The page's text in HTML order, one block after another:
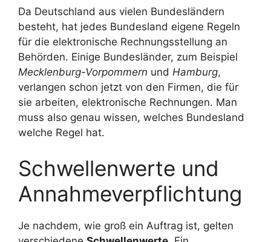
Da Deutschland aus vielen Bundesländern
besteht, hat jedes Bundesland eigene Regeln
für die elektronische Rechnungsstellung an
Behörden. Einige Bundesländer, zum Beispiel
Mecklenburg-Vorpommern und Hamburg,
verlangen schon jetzt von den Firmen, die für
sie arbeiten, elektronische Rechnungen. Man
muss also genau wissen, welches Bundesland
welche Regel hat.
Schwellenwerte und
Annahmeverpflichtung
Je nachdem, wie groß ein Auftrag ist, gelten